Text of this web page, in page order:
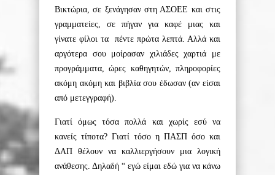
Βικτώρια, σε ξενάγησαν στη ΑΣΟΕΕ και στις
γραμματείες, σε πήγαν για καφέ μιας και
γίνατε φίλοι τα πέντε πρώτα λεπτά. Αλλά και
αργότερα σου μοίρασαν χιλιάδες χαρτιά με
προγράμματα, ώρες καθηγητών, πληροφορίες
ακόμη ακόμη και βιβλία σου έδωσαν (αν είσαι
από μετεγγραφή).
Γιατί όμως τόσα πολλά και χωρίς εσύ να
κανείς τίποτα? Γιατί τόσο η ΠΑΣΠ όσο και
ΔΑΠ θέλουν να καλλιεργήσουν μια λογική
ανάθεσης. Δηλαδή “ εγώ είμαι εδώ για να κάνω